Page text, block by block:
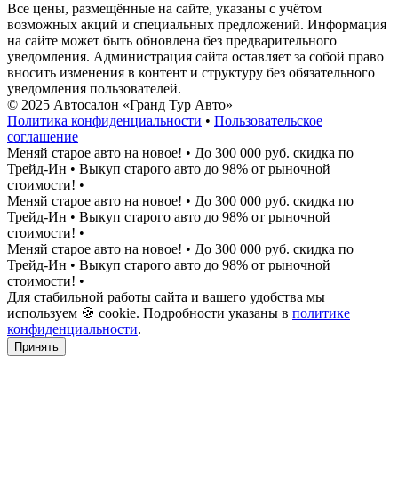
Все цены, размещённые на сайте, указаны с учётом
возможных акций и специальных предложений. Информация
на сайте может быть обновлена без предварительного
уведомления. Администрация сайта оставляет за собой право
вносить изменения в контент и структуру без обязательного
уведомления пользователей.
© 2025 Автосалон «Гранд Тур Авто»
Политика конфиденциальности • Пользовательское
соглашение
Меняй старое авто на новое! • До 300 000 руб. скидка по
Трейд-Ин • Выкуп старого авто до 98% от рыночной
стоимости! •
Меняй старое авто на новое! • До 300 000 руб. скидка по
Трейд-Ин • Выкуп старого авто до 98% от рыночной
стоимости! •
Меняй старое авто на новое! • До 300 000 руб. скидка по
Трейд-Ин • Выкуп старого авто до 98% от рыночной
стоимости! •
Для стабильной работы сайта и вашего удобства мы
используем 🍪 cookie. Подробности указаны в политике
конфиденциальности.
Принять